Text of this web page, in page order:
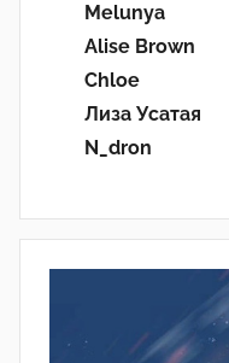
Melunya
Alise Brown
Chloe
Лиза Усатая
N_dron